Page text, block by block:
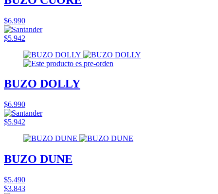
$6.990
$5.942
BUZO DOLLY
$6.990
$5.942
BUZO DUNE
$5.490
$3.843